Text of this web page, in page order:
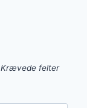
Krævede felter